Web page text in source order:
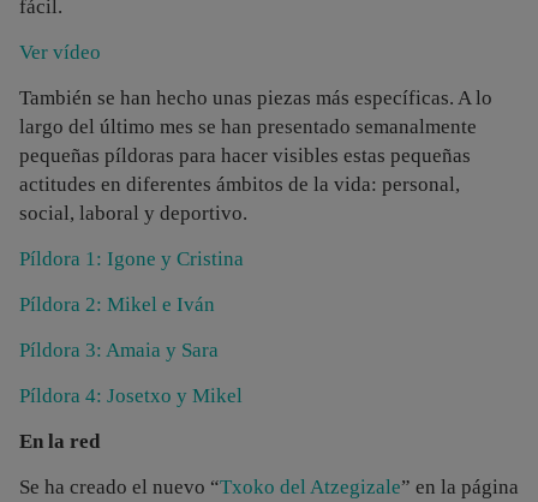
fácil.
Ver vídeo
También se han hecho unas piezas más específicas. A lo
largo del último mes se han presentado semanalmente
pequeñas píldoras para hacer visibles estas pequeñas
actitudes en diferentes ámbitos de la vida: personal,
social, laboral y deportivo.
Píldora 1: Igone y Cristina
Píldora 2: Mikel e Iván
Píldora 3: Amaia y Sara
Píldora 4: Josetxo y Mikel
En la red
Se ha creado el nuevo “Txoko del Atzegizale” en la página